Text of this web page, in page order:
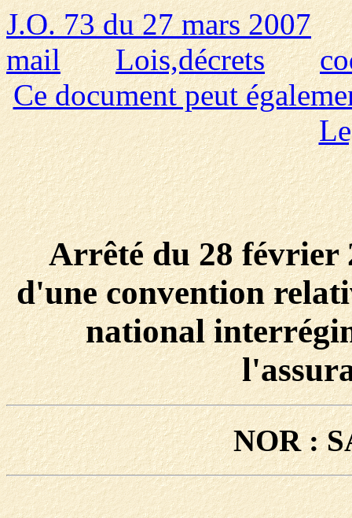
J.O. 73 du 27 mars 2007
mail
Lois,décrets
Ce document peut
Arrêté du 28 février
d'une convention
national
NOR :